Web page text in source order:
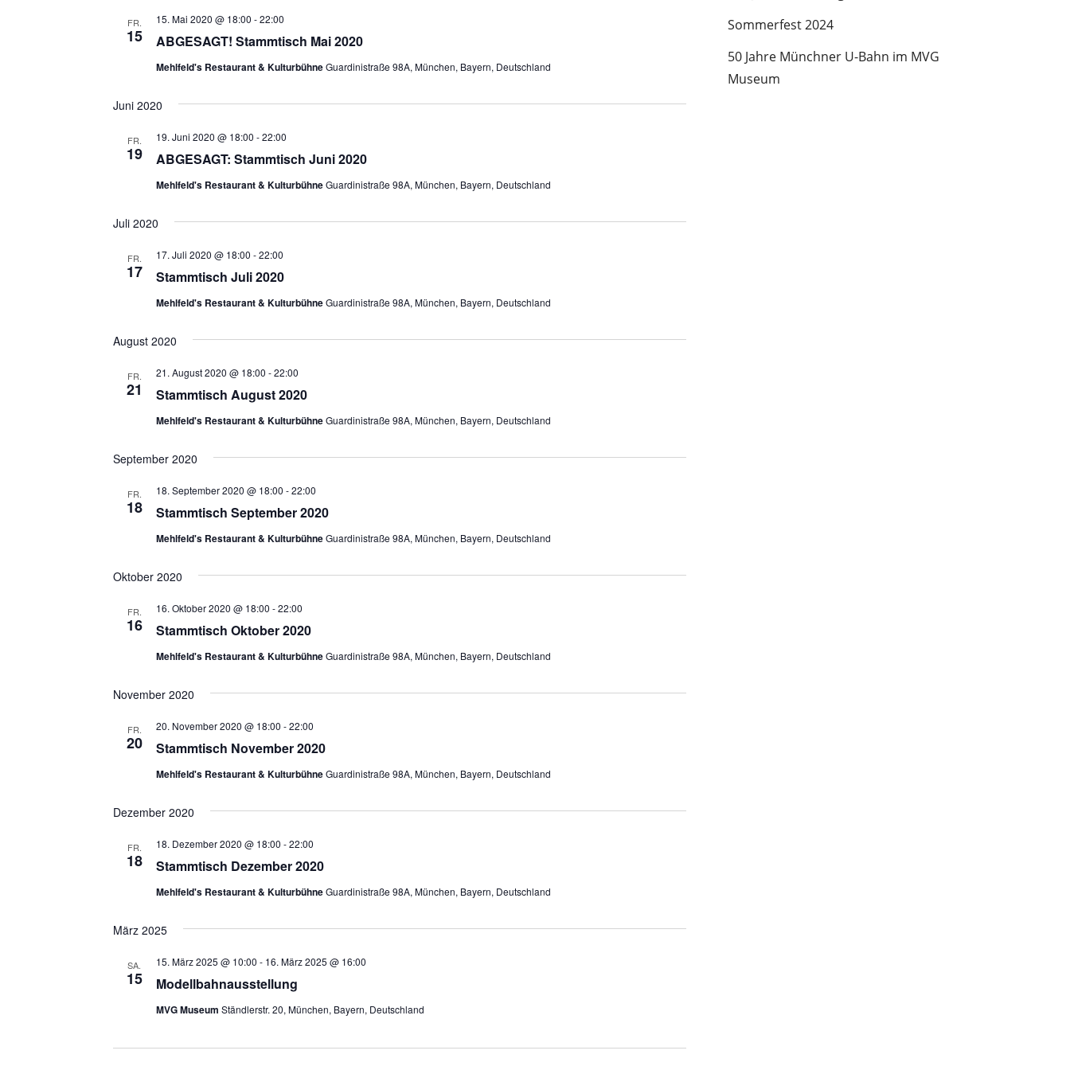
FR.
15 ABGESAGT! Stammtisch Mai 2020
15. Mai 2020 @ 18:00 -22:00
Mehlfeld's Restaurant & KulturbühneGuardinistraße 98A, München, Bayern, Deutschland
Juni 2020
FR.
19 ABGESAGT: Stammtisch Juni 2020
19. Juni 2020 @ 18:00 -22:00
Mehlfeld's Restaurant & KulturbühneGuardinistraße 98A, München, Bayern, Deutschland
Juli 2020
FR.
17 Stammtisch Juli 2020
17. Juli 2020 @ 18:00 -22:00
Mehlfeld's Restaurant & KulturbühneGuardinistraße 98A, München, Bayern, Deutschland
August 2020
FR.
21 Stammtisch August 2020
21. August 2020 @ 18:00 -22:00
Mehlfeld's Restaurant & KulturbühneGuardinistraße 98A, München, Bayern, Deutschland
September 2020
FR.
18 Stammtisch September 2020
18. September 2020 @ 18:00 -22:00
Mehlfeld's Restaurant & KulturbühneGuardinistraße 98A, München, Bayern, Deutschland
Oktober 2020
FR.
16 Stammtisch Oktober 2020
16. Oktober 2020 @ 18:00 -22:00
Mehlfeld's Restaurant & KulturbühneGuardinistraße 98A, München, Bayern, Deutschland
November 2020
FR.
20 Stammtisch November 2020
20. November 2020 @ 18:00 -22:00
Mehlfeld's Restaurant & KulturbühneGuardinistraße 98A, München, Bayern, Deutschland
Dezember 2020
FR.
18 Stammtisch Dezember 2020
18. Dezember 2020 @ 18:00 -22:00
Mehlfeld's Restaurant & KulturbühneGuardinistraße 98A, München, Bayern, Deutschland
März 2025
SA.
15 Modellbahnausstellung
15. März 2025 @ 10:00 - 16. März 2025 @ 16:00
MVG Museum Ständlerstr. 20, München, Bayern, Deutschland
Sommerfest 2024
50 Jahre Münchner U-Bahn im MVG
Museum